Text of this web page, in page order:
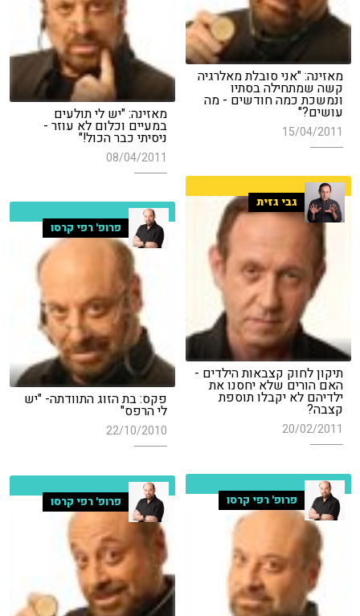
מאזינה: "אני סובלת מאלרגיה
קשה שמתחילה בסתיו
ונמשכת כמה חודשים - מה
עושים?"
15/04/2011
מאזינה: "יש לי תולעים
במעיים וכלום לא עוזר -
ניסיתי כבר הכול!"
08/04/2011
גבי גזית
תיקון לחוק קצבאות הילדים -
האם הורים שלא יחסנו את
ילדיהם לא יקבלו תוספת
קצבה?
20/02/2011
פרופ' רפי קרסו
פקס: בת הזוג התוודתה- "יש
לי הרפס"
22/10/2010
פרופ' רפי קרסו פרופ' רפי קרסו